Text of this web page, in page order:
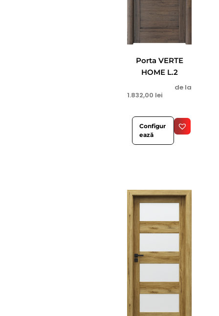
Porta VERTE
HOME L.2
de la
1.832,00 lei
Configur
ează